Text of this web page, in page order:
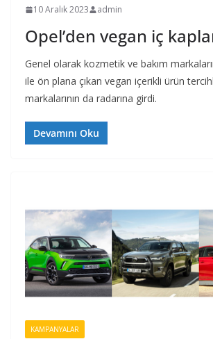
10 Aralık 2023 admin
Opel’den vegan iç
Genel olarak kozmetik ve bakım
ile ön plana çıkan vegan içerikli ürün
markalarının da radarına girdi.
Devamını Oku
KAMPANYALAR